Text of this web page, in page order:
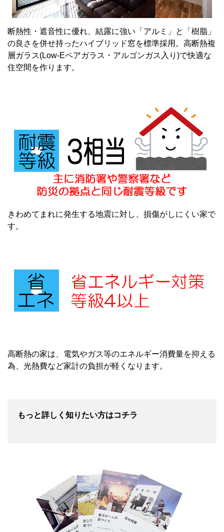
断熱性・遮音性に優れ、結露に強い「アルミ」と「樹脂」
の良さを併せ持ったハイブリッド窓を標準採用。高断熱複
層ガラス(Low-Eペアガラス・アルゴンガス入り)で快適な
住空間を作ります。
きわめてまれに発生する地震に対し、損傷がしにくい家で
す。
高断熱の家は、電気やガス等のエネルギー消費量を抑える
為、光熱費など家計の負担が軽くなります。
もっと詳しく知りたい方はコチラ